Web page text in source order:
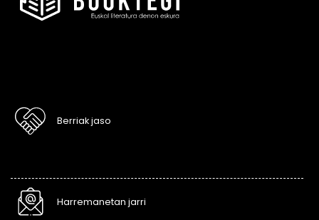
Berriak jaso
Harremanetan jarri